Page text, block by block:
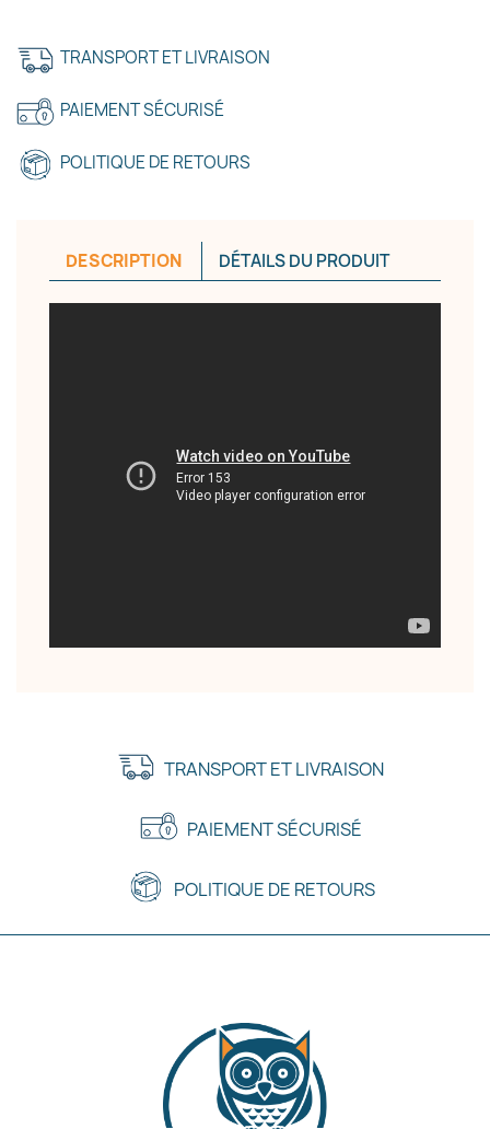
TRANSPORT ET LIVRAISON
PAIEMENT SÉCURISÉ
POLITIQUE DE RETOURS
DESCRIPTION DÉTAILS DU PRODUIT
Nom de la liste d'envies
Annuler Créer une liste d'envies
TRANSPORT ET LIVRAISON
PAIEMENT SÉCURISÉ
POLITIQUE DE RETOURS